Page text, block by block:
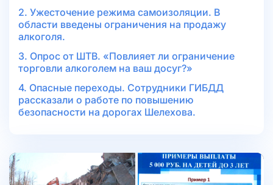
2. Ужесточение режима самоизоляции. В
области введены ограничения на продажу
алкоголя.
3. Опрос от ШТВ. «Повлияет ли ограничение
торговли алкоголем на ваш досуг?»
4. Опасные переходы. Сотрудники ГИБДД
рассказали о работе по повышению
безопасности на дорогах Шелехова.